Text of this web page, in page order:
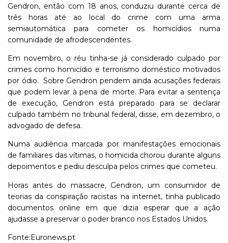
Gendron, então com 18 anos, conduziu durante cerca de
três horas até ao local do crime com uma arma
semiautomática para cometer os homicídios numa
comunidade de afrodescendentes.
Em novembro, o réu tinha-se já considerado culpado por
crimes como homicídio e terrorismo doméstico motivados
por ódio. Sobre Gendron pendem ainda acusações federais
que podem levar à pena de morte. Para evitar a sentença
de execução, Gendron está preparado para se declarar
culpado também no tribunal federal, disse, em dezembro, o
advogado de defesa.
Numa audiência marcada por manifestações emocionais
de familiares das vítimas, o homicida chorou durante alguns
depoimentos e pediu desculpa pelos crimes que cometeu.
Horas antes do massacre, Gendron, um consumidor de
teorias da conspiração racistas na internet, tinha publicado
documentos online em que dizia esperar que a ação
ajudasse a preservar o poder branco nos Estados Unidos.
Fonte:Euronews.pt